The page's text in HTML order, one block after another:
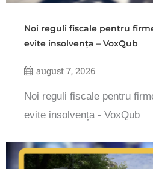
Noi reguli fiscale pentru
evite insolvența – VoxQub
august 7, 2026
Noi reguli fiscale pentru
evite insolvența - VoxQub